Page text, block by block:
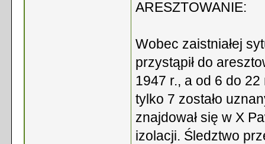
ARESZTOWANIE:
Wobec zaistniałej
przystąpił do
1947 r., a od 6 do
tylko 7 zostało
znajdował się w X
izolacji. Śledztwo